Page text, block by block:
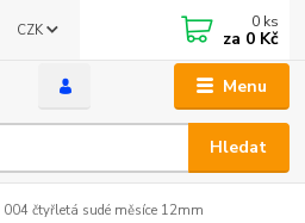
Menu
CZK
Hledat
0 ks
za 0 Kč
004 čtyřletá sudé měsíce 12mm